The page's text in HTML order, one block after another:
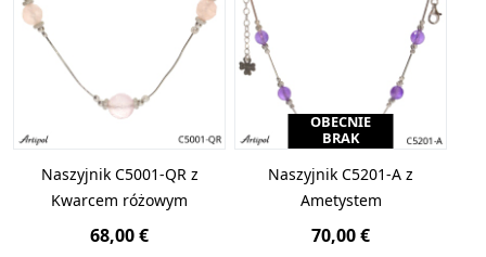
Naszyjnik C5001-QR z
Kwarcem różowym
68,00 €
OBECNIE
BRAK
Naszyjnik C5201-A z
Ametystem
70,00 €